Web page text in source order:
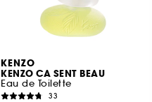
KENZO
KENZO CA SENT BEAU
Eau de Toilette
33